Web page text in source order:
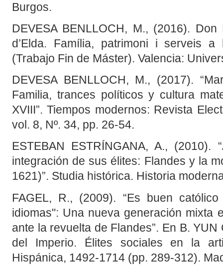
Burgos.
DEVESA BENLLOCH, M., (2016).
d’Elda. Família, patrimoni i serveis a
(Trabajo Fin de Máster). Valencia:
DEVESA BENLLOCH, M., (2017).
Familia, trances políticos y cultura
XVIII”. Tiempos modernos: Revista
vol. 8, Nº. 34, pp. 26-54.
ESTEBAN ESTRÍNGANA, A., (2010).
integración de sus élites: Flandes y la
1621)”. Studia histórica. Historia
FAGEL, R., (2009). “Es buen
idiomas": Una nueva generación mixta
ante la revuelta de Flandes”. En B.
del Imperio. Élites sociales en la
Hispánica, 1492-1714 (pp. 289-312).